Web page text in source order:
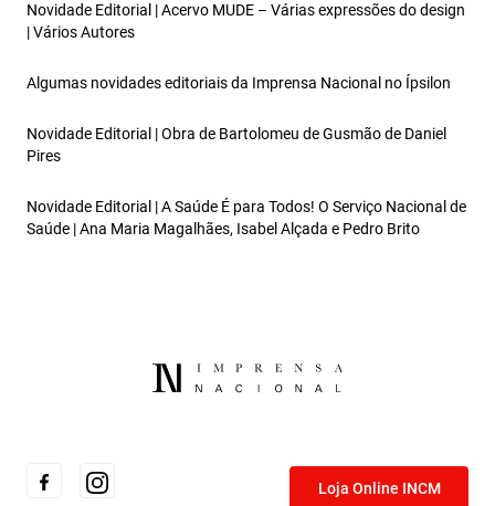
Novidade Editorial | Acervo MUDE – Várias expressões do design
| Vários Autores
Algumas novidades editoriais da Imprensa Nacional no Ípsilon
Novidade Editorial | Obra de Bartolomeu de Gusmão de Daniel
Pires
Novidade Editorial | A Saúde É para Todos! O Serviço Nacional de
Saúde | Ana Maria Magalhães, Isabel Alçada e Pedro Brito
Loja Online INCM